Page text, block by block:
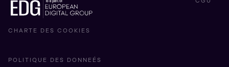
CHARTE DES COOKIES
POLITIQUE DES DONNEÉS